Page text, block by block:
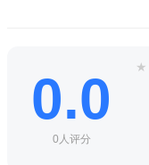
0.0
0人评分
★